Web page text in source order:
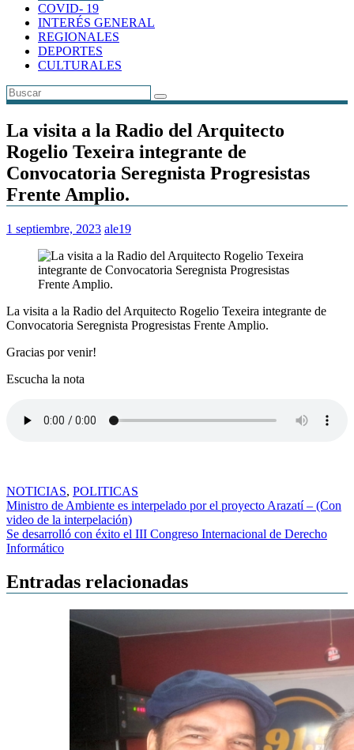
COVID- 19
INTERÉS GENERAL
REGIONALES
DEPORTES
CULTURALES
La visita a la Radio del Arquitecto
Rogelio Texeira integrante de
Convocatoria Seregnista Progresistas
Frente Amplio.
1 septiembre, 2023 ale19
La visita a la Radio del Arquitecto Rogelio Texeira integrante de
Convocatoria Seregnista Progresistas Frente Amplio.
Gracias por venir!
Escucha la nota
NOTICIAS, POLITICAS
Navegación
de
entradas
Ministro de Ambiente es interpelado por el proyecto Arazatí – (Con
video de la interpelación)
Se desarrolló con éxito el III Congreso Internacional de Derecho
Informático
Entradas relacionadas